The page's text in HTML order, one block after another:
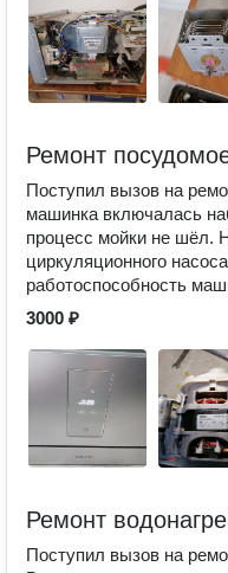
Ремонт
Поступил вызов на
машинка включалась
процесс мойки не шёл.
циркуляционного
работоспособность
3000 ₽
Ремонт
Поступил вызов на